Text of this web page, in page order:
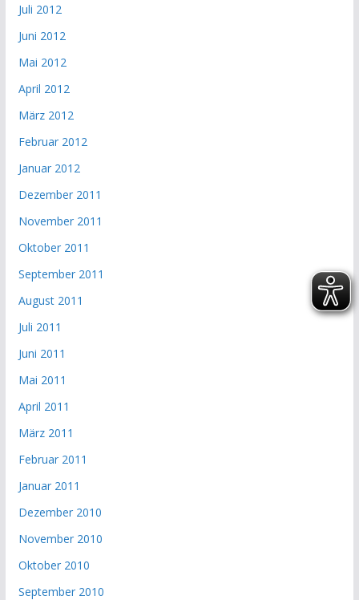
Juli 2012
Juni 2012
Mai 2012
April 2012
März 2012
Februar 2012
Januar 2012
Dezember 2011
November 2011
Oktober 2011
September 2011
August 2011
Juli 2011
Juni 2011
Mai 2011
April 2011
März 2011
Februar 2011
Januar 2011
Dezember 2010
November 2010
Oktober 2010
September 2010